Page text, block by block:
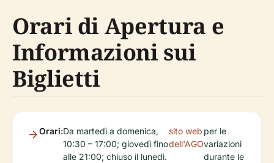
Orari di Apertura e
Informazioni sui
Biglietti
Orari:Da martedì a domenica,
10:30 – 17:00; giovedì fino
alle 21:00; chiuso il lunedì.
sito web
dell'AGO
per le
variazioni
durante le